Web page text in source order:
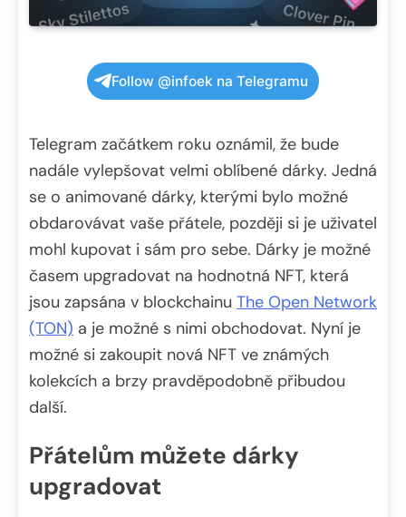
Follow @infoek na Telegramu
Telegram začátkem roku oznámil, že bude
nadále vylepšovat velmi oblíbené dárky. Jedná
se o animované dárky, kterými bylo možné
obdarovávat vaše přátele, později si je uživatel
mohl kupovat i sám pro sebe. Dárky je možné
časem upgradovat na hodnotná NFT, která
jsou zapsána v blockchainu The Open Network
(TON) a je možné s nimi obchodovat. Nyní je
možné si zakoupit nová NFT ve známých
kolekcích a brzy pravděpodobně přibudou
další.
Přátelům můžete dárky
upgradovat